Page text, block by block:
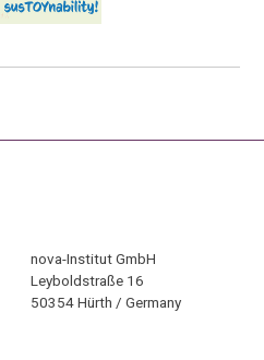
nova-Institut GmbH
Leyboldstraße 16
50354 Hürth / Germany